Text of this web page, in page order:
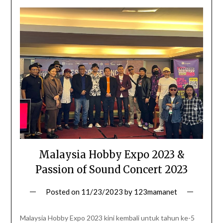
Malaysia Hobby Expo 2023 &
Passion of Sound Concert 2023
Posted on 11/23/2023 by 123mamanet
Malaysia Hobby Expo 2023 kini kembali untuk tahun ke-5